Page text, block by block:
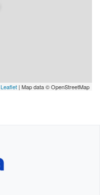
Leaflet | Map data © OpenStreetMap